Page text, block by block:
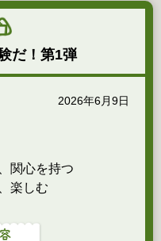
だ！第1弾
2026年6月9日
関心を持つ
楽しむ